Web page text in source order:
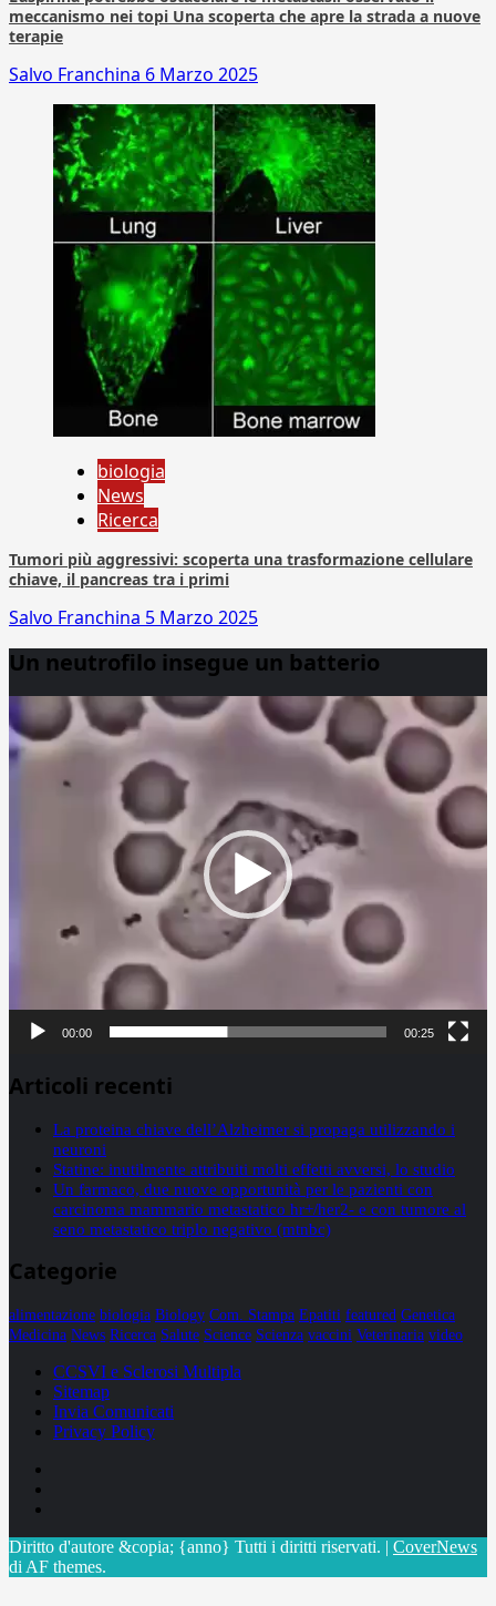
meccanismo nei topi Una scoperta che apre la strada a nuove
terapie
Salvo Franchina 6 Marzo 2025
biologia
News
Ricerca
Tumori più aggressivi: scoperta una trasformazione cellulare
chiave, il pancreas tra i primi
Salvo Franchina 5 Marzo 2025
Un neutrofilo insegue un batterio
Player
00:00 00:25
Articoli recenti
La proteina chiave dell’Alzheimer si propaga utilizzando i
neuroni
Statine: inutilmente attribuiti molti effetti avversi, lo studio
Un farmaco, due nuove opportunità per le pazienti con
carcinoma mammario metastatico hr+/her2- e con tumore al
seno metastatico triplo negativo (mtnbc)
Categorie
alimentazione biologia Biology Com. Stampa Epatiti featured Genetica
Medicina News Ricerca Salute Science Scienza vaccini Veterinaria video
CCSVI e Sclerosi Multipla
Sitemap
Invia Comunicati
Privacy Policy
Diritto d'autore &copia; {anno} Tutti i diritti riservati. | CoverNews
di AF themes.